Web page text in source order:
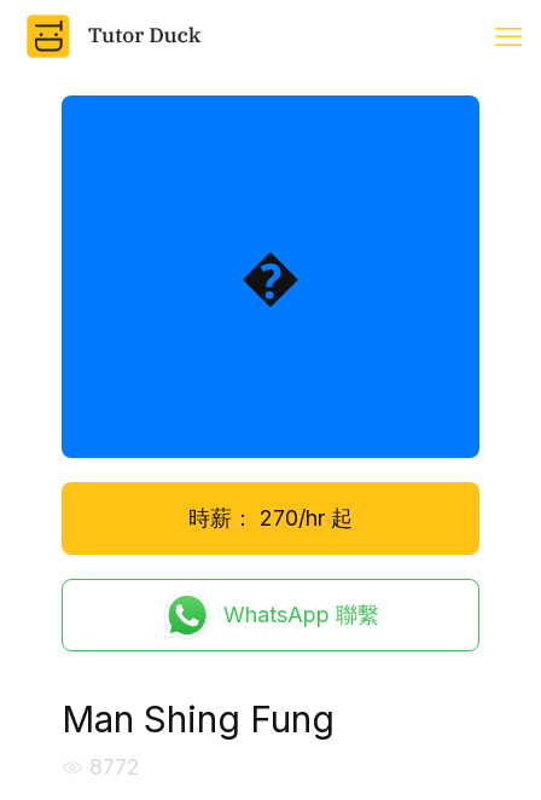
�
時薪： 270/hr 起
WhatsApp 聯繫
Man Shing Fung
8772